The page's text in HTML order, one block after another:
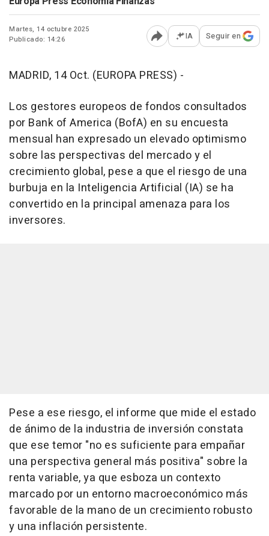
Martes, 14 octubre 2025
Publicado: 14:26
Abrir opciones para
IA Seguir en
MADRID, 14 Oct. (EUROPA PRESS) -
Los gestores europeos de fondos consultados
por Bank of America (BofA) en su encuesta
mensual han expresado un elevado optimismo
sobre las perspectivas del mercado y el
crecimiento global, pese a que el riesgo de una
burbuja en la Inteligencia Artificial (IA) se ha
convertido en la principal amenaza para los
inversores.
Pese a ese riesgo, el informe que mide el estado
de ánimo de la industria de inversión constata
que ese temor "no es suficiente para empañar
una perspectiva general más positiva" sobre la
renta variable, ya que esboza un contexto
marcado por un entorno macroeconómico más
favorable de la mano de un crecimiento robusto
y una inflación persistente.